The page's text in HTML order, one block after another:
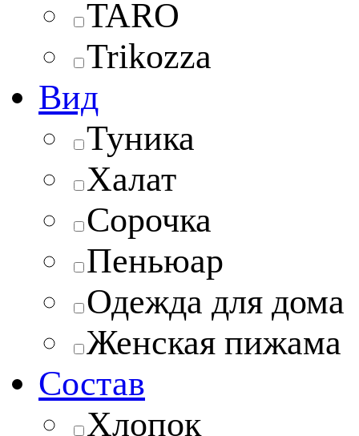
TARO
Trikozza
Вид
Туника
Халат
Сорочка
Пеньюар
Одежда для дома
Женская пижама
Состав
Хлопок